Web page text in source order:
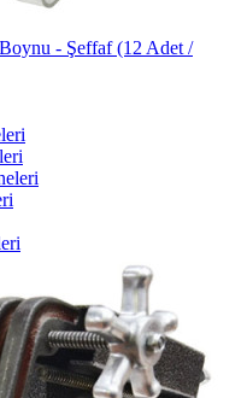
- Şeffaf (12 Adet /